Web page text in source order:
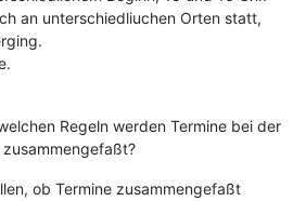
an unterschiedliuchen Orten statt,
Regeln werden Termine bei der
ob Termine zusammengefaßt